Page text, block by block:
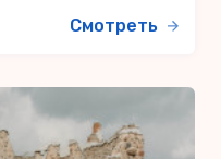
Смотреть